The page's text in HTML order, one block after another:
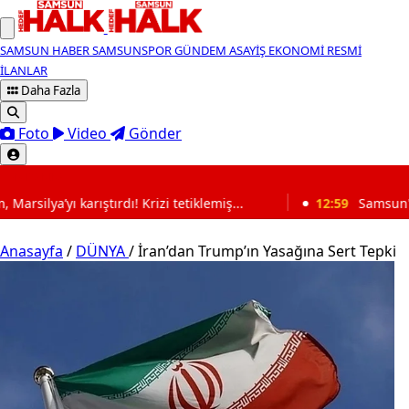
SAMSUN HABERSAMSUNSPORGÜNDEM ASAYİŞ EKONOMİ RESMİ
İLANLAR
Daha Fazla
Foto Video Gönder
Krizi tetiklemiş... 12:59 Samsun'da bu kadarı da
Anasayfa / DÜNYA/İran’dan Trump’ın Yasağına Sert Tepki